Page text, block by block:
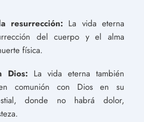
resurrección: La vida eterna
del cuerpo y el alma
física.
Dios: La vida eterna también
comunión con Dios en su
donde no habrá dolor,